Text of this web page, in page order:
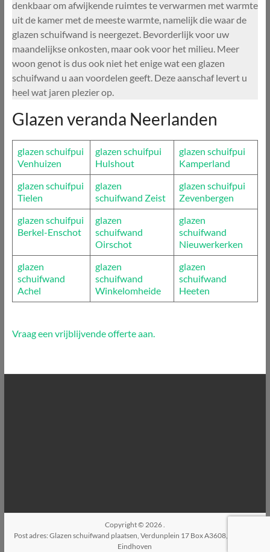
denkbaar om afwijkende ruimtes te verwarmen met warmte
uit de kamer met de meeste warmte, namelijk die waar de
glazen schuifwand is neergezet. Bevorderlijk voor uw
maandelijkse onkosten, maar ook voor het milieu. Meer
woon genot is dus ook niet het enige wat een glazen
schuifwand u aan voordelen geeft. Deze aanschaf levert u
heel wat jaren plezier op.
Glazen veranda Neerlanden
glazen schuifpui
Venhuizen
glazen schuifpui
Hulshout
glazen schuifpui
Kamperland
glazen schuifpui
Tielen
glazen
schuifwand Zeist
glazen schuifpui
Zevenbergen
glazen schuifpui
Berkel-Enschot
glazen
schuifwand
Oirschot
glazen
schuifwand
Nieuwerkerken
glazen
schuifwand
Achel
glazen
schuifwand
Winkelomheide
glazen
schuifwand
Heeten
Vraag een vrijblijvende offerte aan.
Copyright © 2026
Post adres: Glazen schuifwand plaatsen, Verdunplein 17 Box A3608, 5627SZ,
Eindhoven